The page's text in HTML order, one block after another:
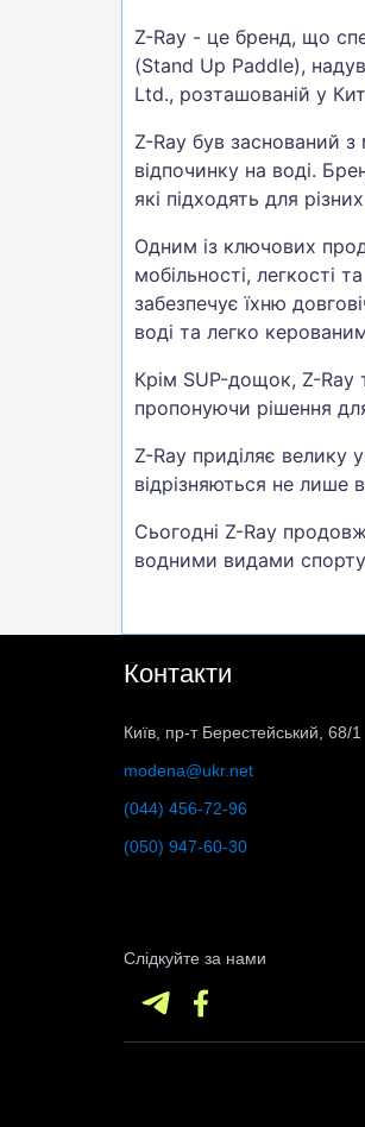
Z-Ray - це бренд, що
(Stand Up Paddle),
Ltd., розташованій у
Z-Ray був заснований з
відпочинку на воді.
які підходять для
Одним із ключових
мобільності, легкості
забезпечує їхню
воді та легко
Крім SUP-дощок, Z-Ray
пропонуючи рішення
Z-Ray приділяє велику
відрізняються не
Сьогодні Z-Ray
водними видами
Контакти
Київ, пр-т Берестейський, 68/1
modena@ukr.net
(044) 456-72-96
(050) 947-60-30
Слідкуйте за нами